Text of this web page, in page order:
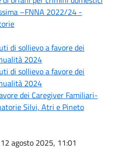
–FNNA 2022/24 -
di sollievo a favore dei
2024
di sollievo a favore dei
2024
dei Caregiver Familiari-
Silvi, Atri e Pineto
agosto 2025, 11:01